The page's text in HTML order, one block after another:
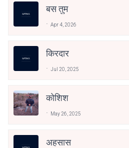
बस तुम
Apr 4, 2026
किरदार
Jul 20, 2025
कोशिश
May 26, 2025
अहसास